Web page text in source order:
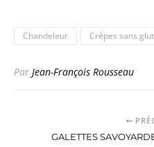
Chandeleur Crêpes sans
Par Jean-François Rousseau
GALETTES